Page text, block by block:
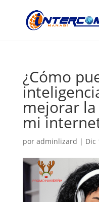
¿Cómo
mejorar
mi
por adminlizard | Dic